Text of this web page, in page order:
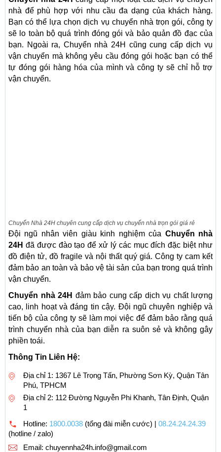
nhà để phù hợp với nhu cầu đa dạng của khách hàng.
Bạn có thể lựa chọn dịch vụ chuyển nhà trọn gói, công ty
sẽ lo toàn bộ quá trình đóng gói và bảo quản đồ đạc của
bạn. Ngoài ra, Chuyển nhà 24H cũng cung cấp dịch vụ
vận chuyển mà không yêu cầu đóng gói hoặc bạn có thể
tự đóng gói hàng hóa của mình và công ty sẽ chỉ hỗ trợ
vận chuyển.
Chuyển Nhà 24H chuyên cung cấp dịch vụ chuyển nhà trọn gói giá rẻ
Đội ngũ nhân viên giàu kinh nghiệm của Chuyển nhà
24H đã được đào tạo để xử lý các mục đích đặc biệt như
đồ điện tử, đồ fragile và nội thất quý giá. Công ty cam kết
đảm bảo an toàn và bảo vệ tài sản của bạn trong quá trình
vận chuyển.
Chuyển nhà 24H đảm bảo cung cấp dịch vụ chất lượng
cao, linh hoạt và đáng tin cậy. Đội ngũ chuyên nghiệp và
tiến bộ của công ty sẽ làm mọi việc để đảm bảo rằng quá
trình chuyển nhà của bạn diễn ra suôn sẻ và không gây
phiền toái.
Thông Tin Liên Hệ:
Địa chỉ 1: 1367 Lê Trọng Tấn, Phường Sơn Kỳ, Quận Tân
Phú, TPHCM
Địa chỉ 2: 112 Đường Nguyễn Phi Khanh, Tân Định, Quận
1
Hotline: 1800.0038 (tổng đài miễn cước) | 08.24.24.24.39
(hotline / zalo)
Email: chuyennha24h.info@gmail.com